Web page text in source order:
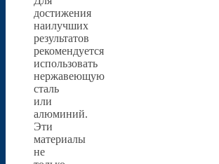
достижения
наилучших
результатов
рекомендуется
использовать
нержавеющую
сталь
или
алюминий.
Эти
материалы
не